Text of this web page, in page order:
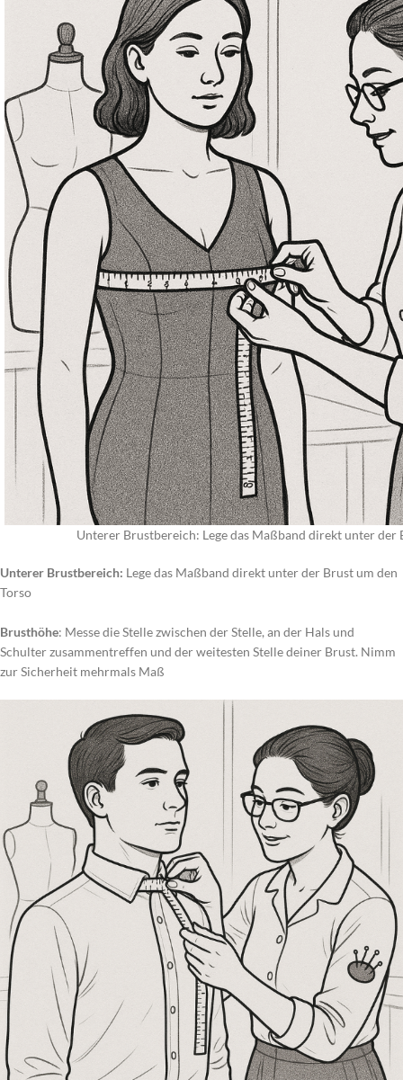
Unterer Brustbereich: Lege das Maßband direkt unter der
Unterer Brustbereich: Lege das Maßband direkt unter der Brust um den
Torso
Brusthöhe: Messe die Stelle zwischen der Stelle, an der Hals und
Schulter zusammentreffen und der weitesten Stelle deiner Brust. Nimm
zur Sicherheit mehrmals Maß